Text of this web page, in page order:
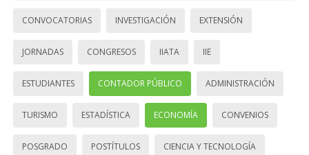
CONVOCATORIAS INVESTIGACIÓN EXTENSIÓN
JORNADAS CONGRESOS IIATA IIE
ESTUDIANTES CONTADOR PÚBLICO ADMINISTRACIÓN
TURISMO ESTADÍSTICA ECONOMÍA CONVENIOS
POSGRADO POSTÍTULOS CIENCIA Y TECNOLOGÍA